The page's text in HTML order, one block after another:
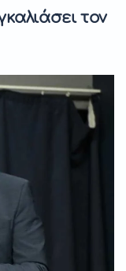
τον